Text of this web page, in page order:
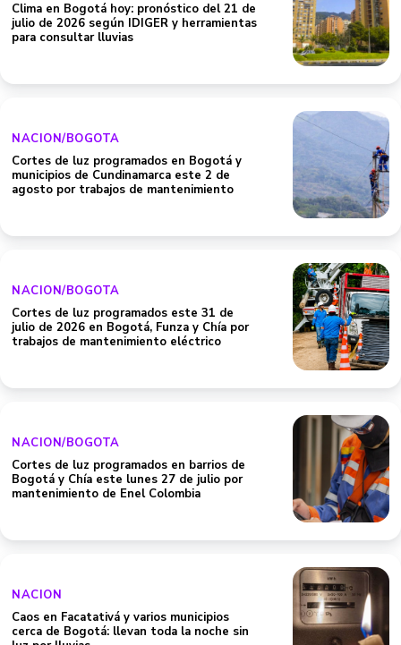
Clima en Bogotá hoy: pronóstico del 21 de
julio de 2026 según IDIGER y herramientas
para consultar lluvias
NACION/BOGOTA
Cortes de luz programados en Bogotá y
municipios de Cundinamarca este 2 de
agosto por trabajos de mantenimiento
NACION/BOGOTA
Cortes de luz programados este 31 de
julio de 2026 en Bogotá, Funza y Chía por
trabajos de mantenimiento eléctrico
NACION/BOGOTA
Cortes de luz programados en barrios de
Bogotá y Chía este lunes 27 de julio por
mantenimiento de Enel Colombia
NACION
Caos en Facatativá y varios municipios
cerca de Bogotá: llevan toda la noche sin